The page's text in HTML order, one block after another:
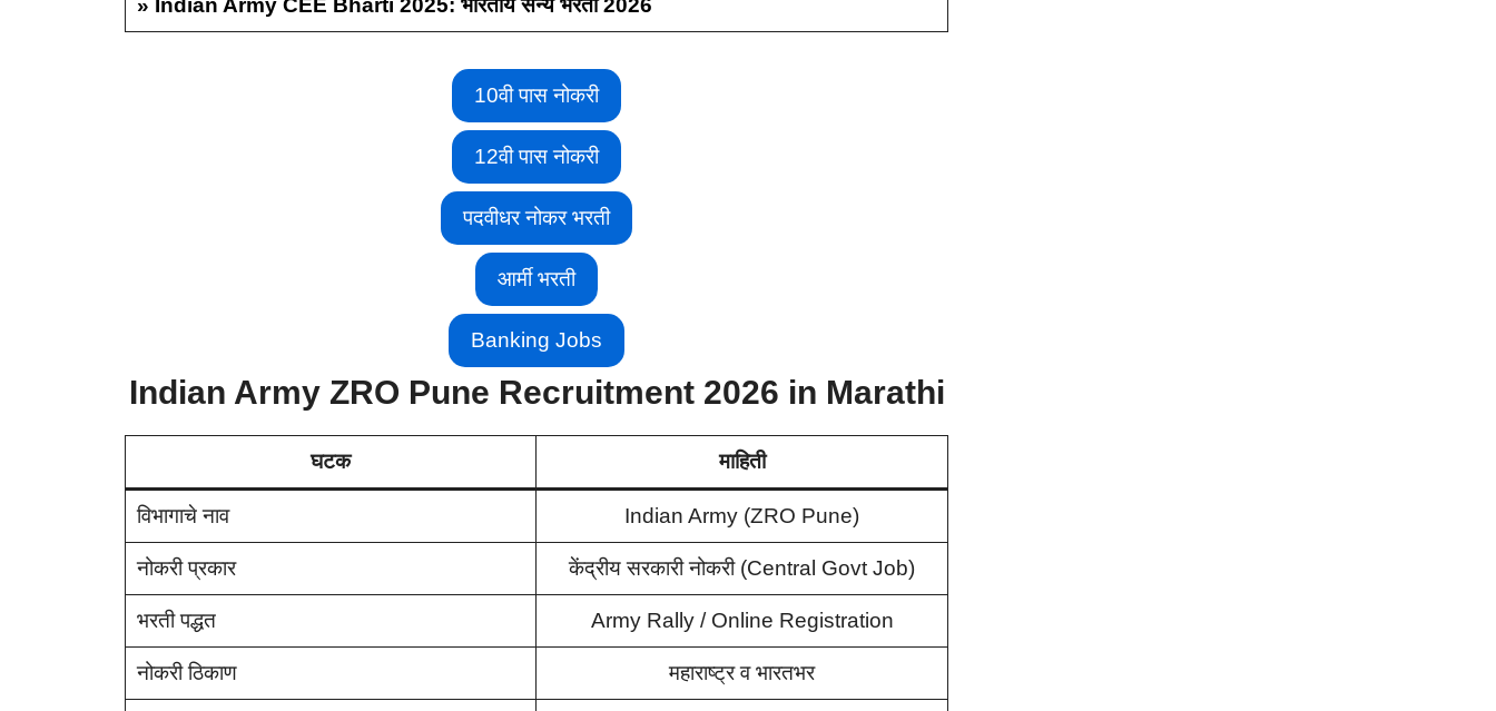
» Indian Army CEE Bharti 2025: भारतीय सैन्य भरती 2026
10वी पास नोकरी
12वी पास नोकरी
पदवीधर नोकर भरती
आर्मी भरती
Banking Jobs
Indian Army ZRO Pune Recruitment 2026 in Marathi
घटक माहिती
विभागाचे नाव Indian Army (ZRO Pune)
नोकरी प्रकार केंद्रीय सरकारी नोकरी (Central Govt Job)
भरती पद्धत Army Rally / Online Registration
नोकरी ठिकाण महाराष्ट्र व भारतभर